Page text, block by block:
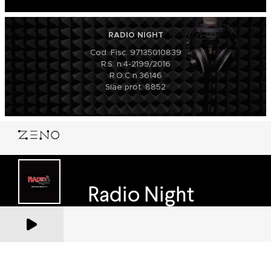
RADIO NIGHT
Cod. Fisc. 97135010839
R.S. n.4-2199/2016
R.O.C n.36146
Siae prot. 8852